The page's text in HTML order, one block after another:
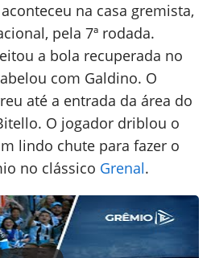
na casa gremista,
pela 7ª rodada.
a bola recuperada no
com Galdino. O
até a entrada da área do
O jogador driblou o
lindo chute para fazer o
no clássico Grenal.